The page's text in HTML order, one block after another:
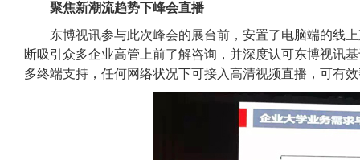
聚焦新潮流趋势下峰会直播
东博视讯参与此次峰会的展台前，安置了电脑端的线
断吸引众多企业高管上前了解咨询，并深度认可东博视讯
多终端支持，任何网络状况下可接入高清视频直播，可有